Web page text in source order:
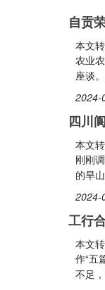
自贡
本文
农业
座谈
2024-
四川
本文
刚刚
的旱
2024-
工行
本文
作“五
不足